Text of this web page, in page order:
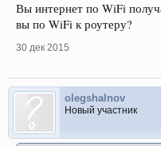
Вы интернет по WiFi
вы по WiFi к роутеру?
30 дек 2015
olegshalnov
Новый участник